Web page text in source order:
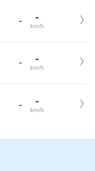
- -
km/h
- -
km/h
- -
km/h